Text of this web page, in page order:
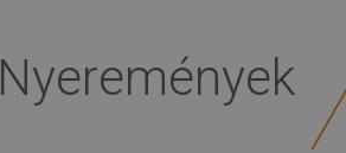
Nyeremények